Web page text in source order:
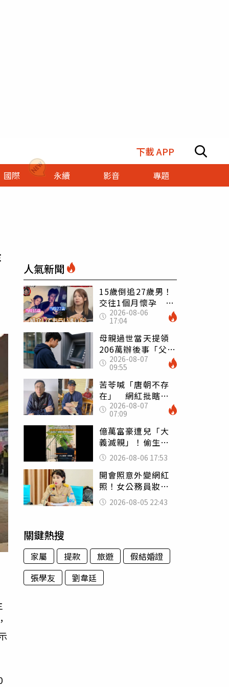
下載 APP
國際 永續 影音 專題
人氣新聞
15歲倒追27歲男！
交往1個月懷孕 36
歲當阿嬤故事曝光
2026-08-06
17:04
母親過世當天提領
206萬辦後事「父子
遭判刑」 律師：
搶錢先下手是罪
2026-08-07
09:55
苦苓喊「唐朝不存
在」 網紅批瞎編
歷史：李白、杜甫
用鮮卑文寫詩？
2026-08-07
07:09
億萬富豪遭兒「大
義滅親」！偷生子
怕曝光 竟盜鄰居
身份辦假證落戶
2026-08-06 17:53
開會照意外變網紅
照！女公務員妝容
掀2千則留言 本人
怒嗆：化妝有錯嗎
2026-08-05 22:43
關鍵熱搜
家屬 提款 旅遊
假結婚證
張學友
劉韋廷